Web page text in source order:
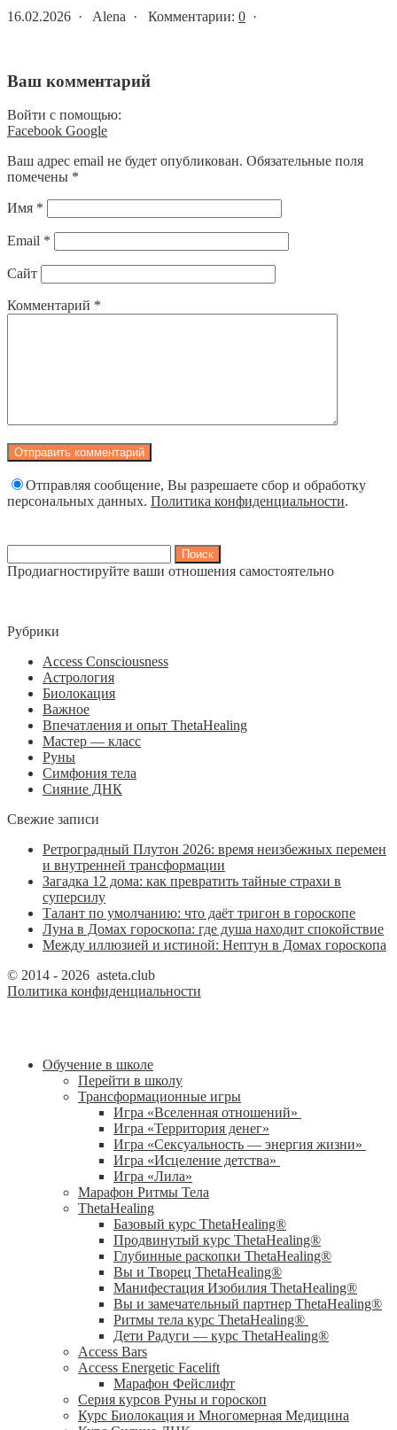
16.02.2026 · Alena · Комментарии: 0 ·
Ваш комментарий
Войти с помощью:
Facebook Google
Ваш адрес email не будет опубликован. Обязательные поля
помечены *
Имя *
Email *
Сайт
Комментарий *
Отправляя сообщение, Вы разрешаете сбор и обработку
персональных данных. Политика конфиденциальности.
Продиагностируйте ваши отношения самостоятельно
Рубрики
Access Consciousness
Астрология
Биолокация
Важное
Впечатления и опыт ThetaHealing
Мастер — класс
Руны
Симфония тела
Сияние ДНК
Свежие записи
Ретроградный Плутон 2026: время неизбежных перемен
и внутренней трансформации
Загадка 12 дома: как превратить тайные страхи в
суперсилу
Талант по умолчанию: что даёт тригон в гороскопе
Луна в Домах гороскопа: где душа находит спокойствие
Между иллюзией и истиной: Нептун в Домах гороскопа
© 2014 - 2026 asteta.club
Политика конфиденциальности
Обучение в школе
Перейти в школу
Трансформационные игры
Игра «Вселенная отношений»
Игра «Территория денег»
Игра «Сексуальность — энергия жизни»
Игра «Исцеление детства»
Игра «Лила»
Марафон Ритмы Тела
ThetaHealing
Базовый курс ThetaHealing®
Продвинутый курс ThetaHealing®
Глубинные раскопки ThetaHealing®
Вы и Творец ThetaHealing®
Манифестация Изобилия ThetaHealing®
Вы и замечательный партнер ThetaHealing®
Ритмы тела курс ThetaHealing®
Дети Радуги — курс ThetaHealing®
Access Bars
Access Energetic Facelift
Марафон Фейслифт
Серия курсов Руны и гороскоп
Курс Биолокация и Многомерная Медицина